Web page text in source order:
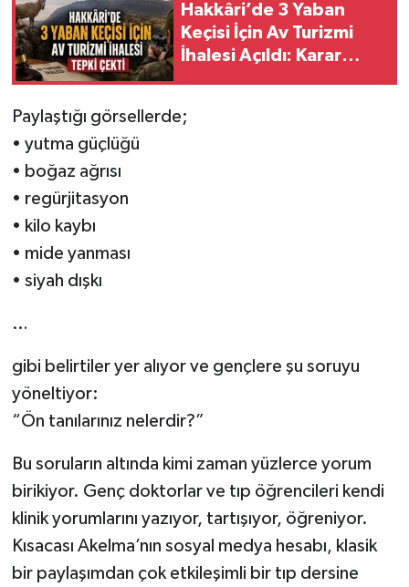
Hakkâri’de 3 Yaban
Keçisi İçin Av Turizmi
İhalesi Açıldı: Karar
Paylaştığı görsellerde;
• yutma güçlüğü
• boğaz ağrısı
• regürjitasyon
• kilo kaybı
• mide yanması
• siyah dışkı
…
gibi belirtiler yer alıyor ve gençlere şu soruyu
yöneltiyor:
“Ön tanılarınız nelerdir?”
Bu soruların altında kimi zaman yüzlerce yorum
birikiyor. Genç doktorlar ve tıp öğrencileri kendi
klinik yorumlarını yazıyor, tartışıyor, öğreniyor.
Kısacası Akelma’nın sosyal medya hesabı, klasik
bir paylaşımdan çok etkileşimli bir tıp dersine